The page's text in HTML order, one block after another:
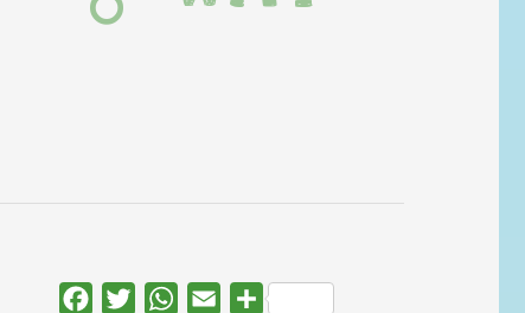
FacebookTwitterWhatsApp
Email Share